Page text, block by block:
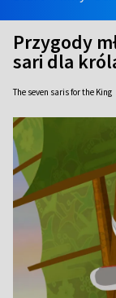
Przygody
sari dla
The seven saris for the King